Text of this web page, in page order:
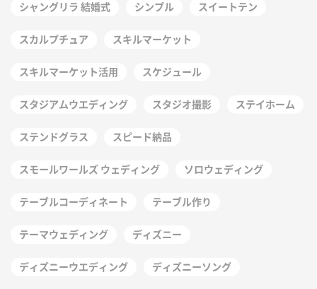
シャングリラ 結婚式 シンプル スイートテン
スカルプチュア スキルマーケット
スキルマーケット活用 スケジュール
スタジアムウエディング スタジオ撮影 ステイホーム
ステンドグラス スピード納品
スモールワールズ ウェディング ソロウェディング
テーブルコーディネート テーブル作り
テーマウェディング ディズニー
ディズニーウエディング ディズニーソング